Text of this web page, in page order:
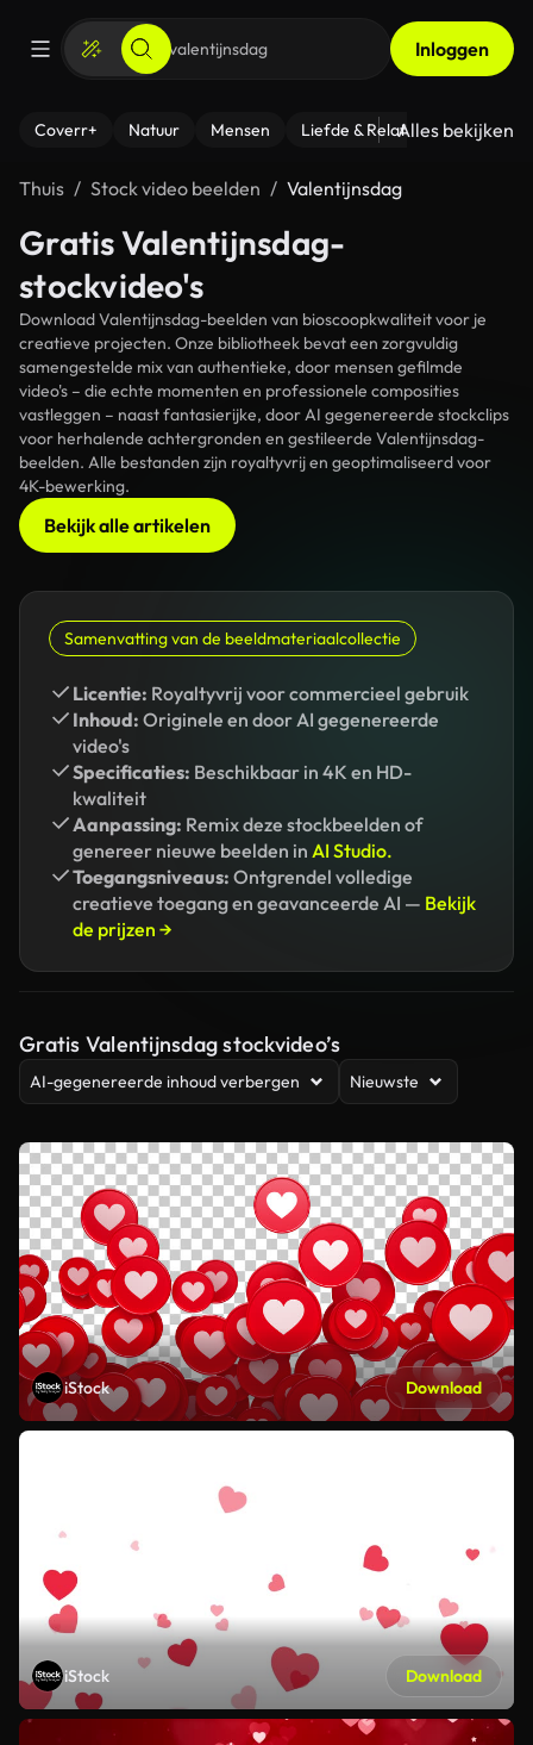
Inloggen
Coverr+ Natuur Mensen Liefde & Relaties - Fitness
Alles bekijken
Thuis Stock video beelden Valentijnsdag
Gratis Valentijnsdag-
stockvideo's
Download Valentijnsdag-beelden van bioscoopkwaliteit voor je
creatieve projecten. Onze bibliotheek bevat een zorgvuldig
samengestelde mix van authentieke, door mensen gefilmde
video's – die echte momenten en professionele composities
vastleggen – naast fantasierijke, door AI gegenereerde stockclips
voor herhalende achtergronden en gestileerde Valentijnsdag-
beelden. Alle bestanden zijn royaltyvrij en geoptimaliseerd voor
4K-bewerking.
Bekijk alle artikelen
Samenvatting van de beeldmateriaalcollectie
Licentie: Royaltyvrij voor commercieel gebruik
Inhoud: Originele en door AI gegenereerde
video's
Specificaties: Beschikbaar in 4K en HD-
kwaliteit
Aanpassing: Remix deze stockbeelden of
genereer nieuwe beelden in AI Studio.
Toegangsniveaus: Ontgrendel volledige
creatieve toegang en geavanceerde AI — Bekijk
de prijzen →
Gratis Valentijnsdag stockvideo’s
AI-gegenereerde inhoud verbergen Nieuwste
iStock Download
iStock Download